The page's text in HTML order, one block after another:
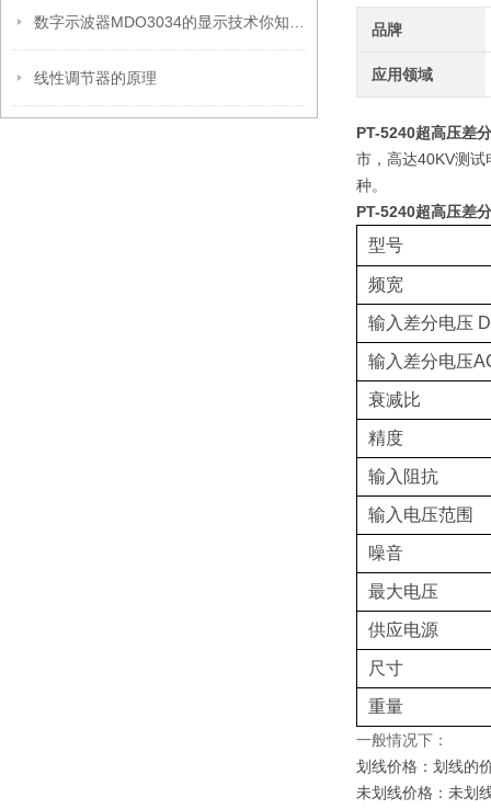
线性调节器的原理
品牌
应用领域
PT-5240超高压差
市，高达40KV测
种。
PT-5240超高压差
型号
频宽
输入差分电压
输入差分电压
衰减比
精度
输入阻抗
输入电压范围
噪音
最大电压
供应电源
尺寸
重量
一般情况下：
划线价格：划线的
未划线价格：未划